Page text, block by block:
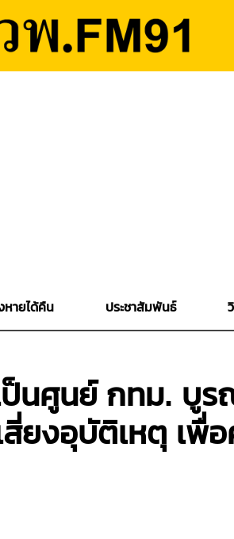
หายได้คืน ประชาสัมพันธ์
นศูนย์ กทม. บูร
ยงอุบัติเหตุ เพื่